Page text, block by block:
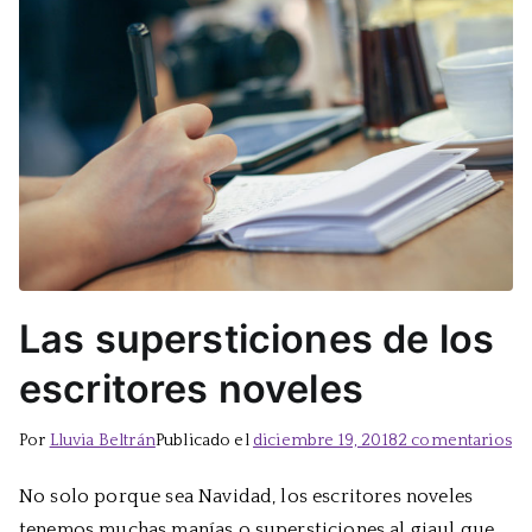
Las supersticiones de los
escritores noveles
Por Lluvia BeltránPublicado el diciembre 19, 20182 comentariosen
No solo porque sea Navidad, los escritores noveles